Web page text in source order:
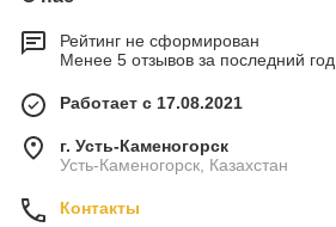
Рейтинг не сформирован
Менее 5 отзывов за последний год
Работает с 17.08.2021
г. Усть-Каменогорск
Усть-Каменогорск, Казахстан
Контакты